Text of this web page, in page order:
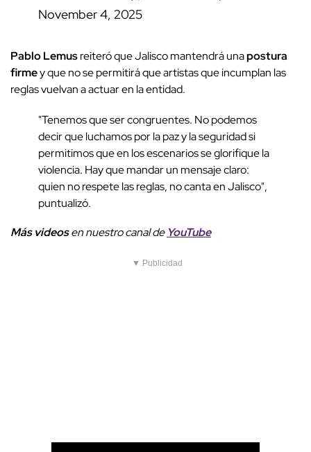
November 4, 2025
Pablo Lemusreiteró que Jalisco mantendrá unapostura
firmey que no se permitirá que artistas que incumplan las
reglas vuelvan a actuar en la entidad.
"Tenemos que ser congruentes. No podemos
decir que luchamos por la paz y la seguridad si
permitimos que en los escenarios se glorifique la
violencia. Hay que mandar un mensaje claro:
quien no respete las reglas, no canta en Jalisco",
puntualizó.
Más videosen nuestro canal de YouTube
▼ Publicidad